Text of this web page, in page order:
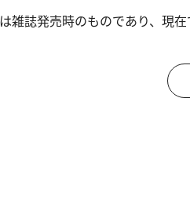
雑誌発売時のものであり、現在